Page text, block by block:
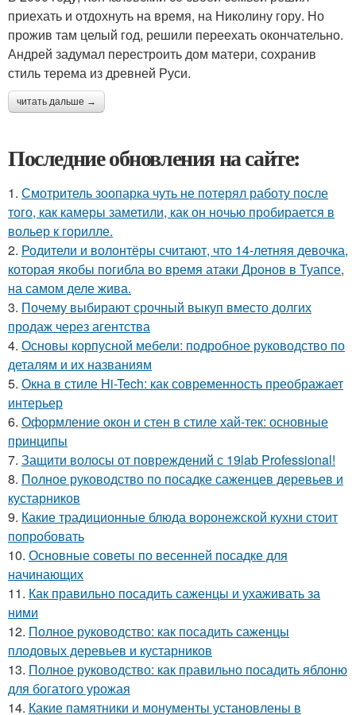
приехать и отдохнуть на время, на Николину гору. Но
прожив там целый год, решили переехать окончательно.
Андрей задумал перестроить дом матери, сохранив
стиль терема из древней Руси.
читать дальше →
Последние обновления на сайте:
1. Смотритель зоопарка чуть не потерял работу после
того, как камеры заметили, как он ночью пробирается в
вольер к горилле.
2. Родители и волонтёры считают, что 14-летняя девочка,
которая якобы погибла во время атаки Дронов в Туапсе,
на самом деле жива.
3. Почему выбирают срочный выкуп вместо долгих
продаж через агентства
4. Основы корпусной мебели: подробное руководство по
деталям и их названиям
5. Окна в стиле Hi-Tech: как современность преображает
интерьер
6. Оформление окон и стен в стиле хай-тек: основные
принципы
7. Защити волосы от повреждений с 19lab Professional!
8. Полное руководство по посадке саженцев деревьев и
кустарников
9. Какие традиционные блюда воронежской кухни стоит
попробовать
10. Основные советы по весенней посадке для
начинающих
11. Как правильно посадить саженцы и ухаживать за
ними
12. Полное руководство: как посадить саженцы
плодовых деревьев и кустарников
13. Полное руководство: как правильно посадить яблоню
для богатого урожая
14. Какие памятники и монументы установлены в